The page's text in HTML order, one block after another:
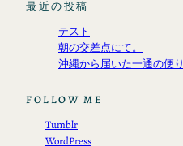
最近の投稿
テスト
朝の交差点にて。
沖縄から届いた一通の便り
FOLLOW ME
Tumblr
WordPress